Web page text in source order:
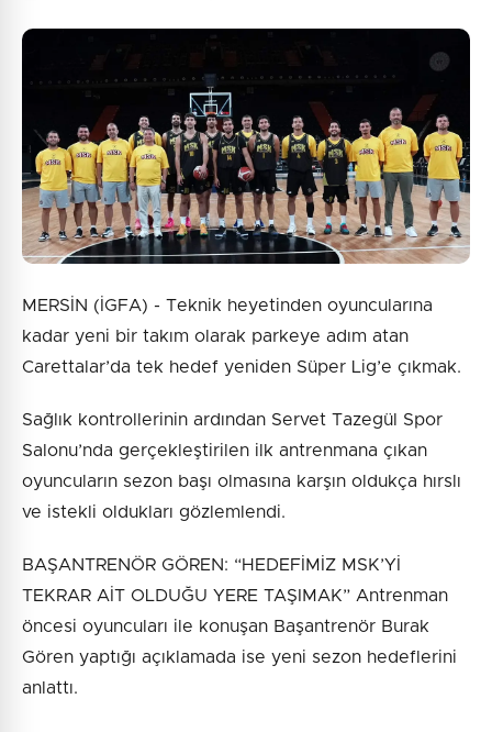
0/2000
4 + 4 = ?
Gönder
MERSİN (İGFA) - Teknik heyetinden oyuncularına
kadar yeni bir takım olarak parkeye adım atan
Carettalar’da tek hedef yeniden Süper Lig’e çıkmak.
Sağlık kontrollerinin ardından Servet Tazegül Spor
Salonu’nda gerçekleştirilen ilk antrenmana çıkan
oyuncuların sezon başı olmasına karşın oldukça hırslı
ve istekli oldukları gözlemlendi.
BAŞANTRENÖR GÖREN: “HEDEFİMİZ MSK’Yİ
TEKRAR AİT OLDUĞU YERE TAŞIMAK” Antrenman
öncesi oyuncuları ile konuşan Başantrenör Burak
Gören yaptığı açıklamada ise yeni sezon hedeflerini
anlattı.